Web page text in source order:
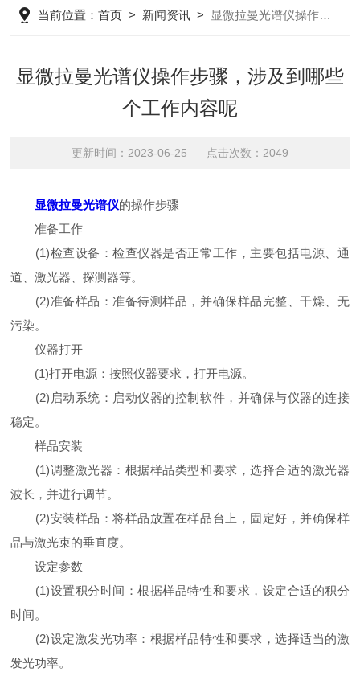
当前位置：首页 > 新闻资讯 > 显微拉曼光谱仪操作步骤，涉及到哪些个工作内容呢
显微拉曼光谱仪操作步骤，涉及到哪些
个工作内容呢
更新时间：2023-06-25 点击次数：2049
显微拉曼光谱仪的操作步骤
准备工作
(1)检查设备：检查仪器是否正常工作，主要包括电源、通
道、激光器、探测器等。
(2)准备样品：准备待测样品，并确保样品完整、干燥、无
污染。
仪器打开
(1)打开电源：按照仪器要求，打开电源。
(2)启动系统：启动仪器的控制软件，并确保与仪器的连接
稳定。
样品安装
(1)调整激光器：根据样品类型和要求，选择合适的激光器
波长，并进行调节。
(2)安装样品：将样品放置在样品台上，固定好，并确保样
品与激光束的垂直度。
设定参数
(1)设置积分时间：根据样品特性和要求，设定合适的积分
时间。
(2)设定激发光功率：根据样品特性和要求，选择适当的激
发光功率。